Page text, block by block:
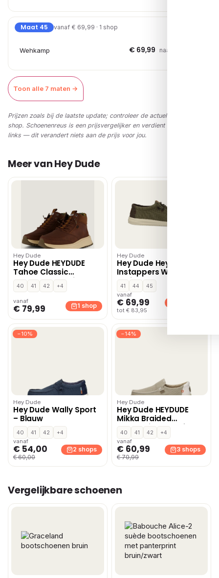
Maat 45 vanaf € 69,99 · 1 shop
Wehkamp € 69,99 naar shop →
Toon alle 7 maten →
Prijzen zoals bij de laatste update; controleer de actuele prijs in de
shop. Schoenenreus is een prijsvergelijker en verdient via affiliate-
links — dit verandert niets aan de prijs voor jou.
Meer van Hey Dude
Hey Dude
Hey Dude HEYDUDE
Tahoe Classic
Veterboots bruin
40 41 42 +4
vanaf
€ 79,99 1 shop
Hey Dude
Hey Dude Heydude
Instappers Walli
Braided Burnt Groen
41 44
45
vanaf
€ 69,99
tot € 83,95
−10%
Hey Dude
Hey Dude Wally Sport
– Blauw
40 41 42
+4
vanaf
€ 54,00
€ 60,00
2 shops
−14%
Hey Dude
Hey Dude HEYDUDE
Mikka Braided
mocassins & loafers –
Wit
40 41 42
+4
vanaf
€ 60,99
€ 70,99
3 shops
Vergelijkbare schoenen